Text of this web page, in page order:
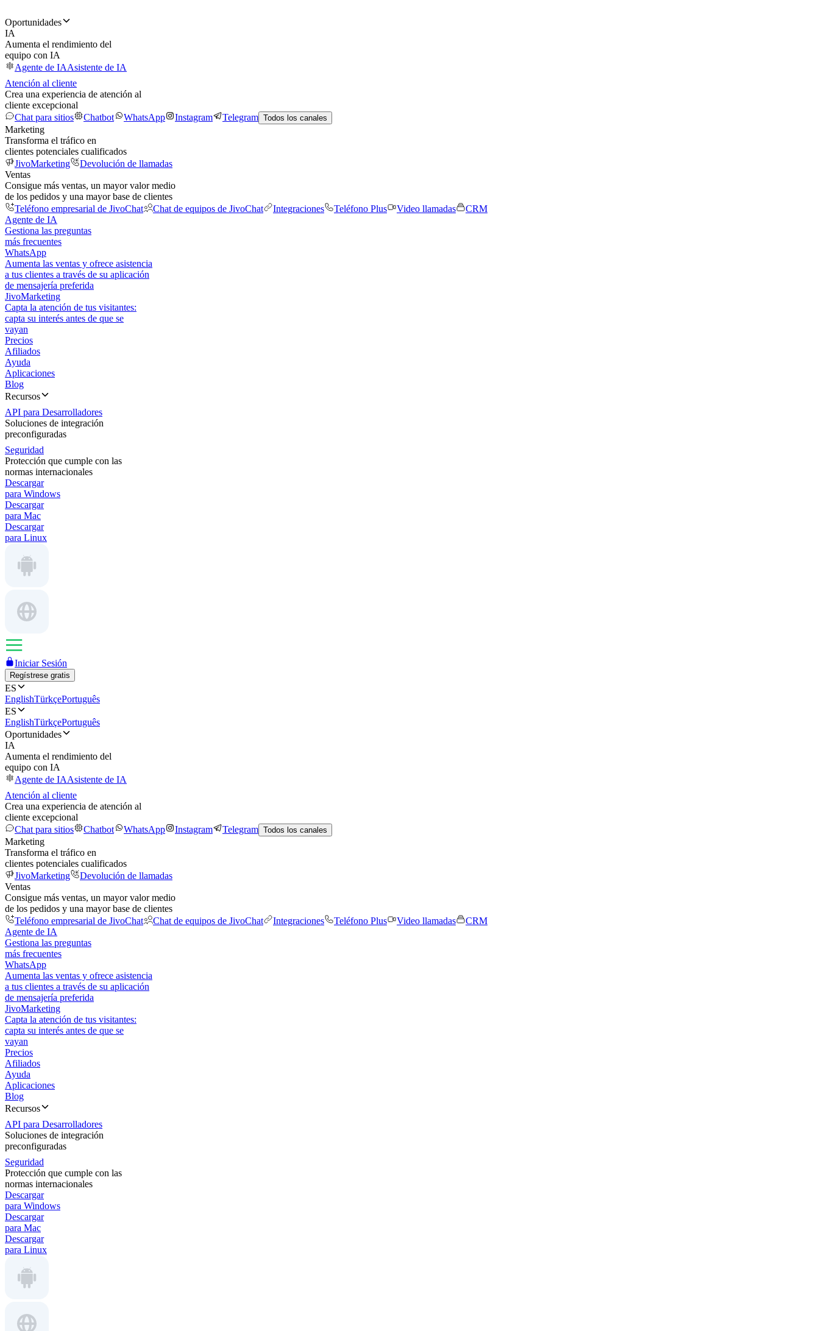
Oportunidades
IA
Aumenta el rendimiento del
equipo con IA
Agente de IAAsistente de IA
Atención al cliente
Crea una experiencia de atención al
cliente excepcional
Chat para sitios
Chatbot WhatsApp Instagram Telegram Todos los canales
Marketing
Transforma el tráfico en
clientes potenciales cualificados
JivoMarketing
Devolución de llamadas
Ventas
Consigue más ventas, un mayor valor medio
de los pedidos y una mayor base de clientes
Teléfono empresarial de JivoChat
Chat de equipos de JivoChat Integraciones Teléfono Plus Video llamadas
CRM
Agente de IA
Gestiona las preguntas
más frecuentes
WhatsApp
Aumenta las ventas y ofrece asistencia
a tus clientes a través de su aplicación
de mensajería preferida
JivoMarketing
Capta la atención de tus visitantes:
capta su interés antes de que se
vayan
Precios
Afiliados
Ayuda
Aplicaciones
Blog
Recursos
API para Desarrolladores
Soluciones de integración
preconfiguradas
Seguridad
Protección que cumple con las
normas internacionales
Descargar
para Windows
Descargar
para Mac
Descargar
para Linux
Iniciar Sesión
Regístrese gratis
ES
EnglishTürkçePortuguês
ES
EnglishTürkçePortuguês
Oportunidades
IA
Aumenta el rendimiento del
equipo con IA
Agente de IAAsistente de IA
Atención al cliente
Crea una experiencia de atención al
cliente excepcional
Chat para sitios
Chatbot WhatsApp Instagram Telegram Todos los canales
Marketing
Transforma el tráfico en
clientes potenciales cualificados
JivoMarketing
Devolución de llamadas
Ventas
Consigue más ventas, un mayor valor medio
de los pedidos y una mayor base de clientes
Teléfono empresarial de JivoChat
Chat de equipos de JivoChat Integraciones Teléfono Plus Video llamadas
CRM
Agente de IA
Gestiona las preguntas
más frecuentes
WhatsApp
Aumenta las ventas y ofrece asistencia
a tus clientes a través de su aplicación
de mensajería preferida
JivoMarketing
Capta la atención de tus visitantes:
capta su interés antes de que se
vayan
Precios
Afiliados
Ayuda
Aplicaciones
Blog
Recursos
API para Desarrolladores
Soluciones de integración
preconfiguradas
Seguridad
Protección que cumple con las
normas internacionales
Descargar
para Windows
Descargar
para Mac
Descargar
para Linux